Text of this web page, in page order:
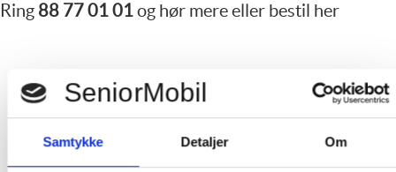
Samtykke Detaljer Om
Ring 88 77 01 01og hør mere eller bestil her